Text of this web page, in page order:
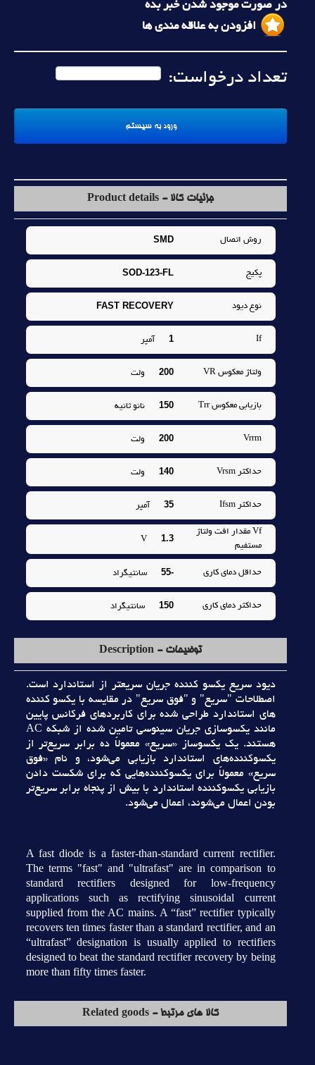
در صورت موجود شدن خبر بده
افزودن به علاقه مندی ها
تعداد درخواست:
جزئیات کالا - Product details
روش اتصال SMD
پکيج SOD-123-FL
نوع ديود FAST RECOVERY
If
1 آمپر
ولتاژ معکوس VR 200 ولت
بازيابي معکوس Trr 150 نانو ثانيه
Vrrm
200 ولت
حداکثر Vrsm 140 ولت
حداکثر Ifsm 35 آمپر
Vf مقدار افت ولتاژ
مستفيم
1.3
V
حداقل دماي کاري -55 سانتيگراد
حداکثر دماي کاري 150 سانتيگراد
توضیحات - Description
ديود سريع يکسو کننده جريان سريعتر از استاندارد است.
اصطلاحات "سريع" و "فوق سريع" در مقايسه با يکسو کننده
هاي استاندارد طراحي شده براي کاربردهاي فرکانس پايين
مانند يکسوسازي جريان سينوسي تامين شده از شبکه AC
هستند. يک يکسوساز «سريع» معمولاً ده برابر سريع‌تر از
يکسوکننده‌هاي استاندارد بازيابي مي‌شود، و نام «فوق
سريع» معمولاً براي يکسوکننده‌هايي که براي شکست دادن
بازيابي يکسوکننده استاندارد با بيش از پنجاه برابر سريع‌تر
بودن اعمال مي‌شوند، اعمال مي‌شود.
A fast diode is a faster-than-standard current rectifier.
The terms "fast" and "ultrafast" are in comparison to
standard rectifiers designed for low-frequency
applications such as rectifying sinusoidal current
supplied from the AC mains. A “fast” rectifier typically
recovers ten times faster than a standard rectifier, and an
“ultrafast” designation is usually applied to rectifiers
designed to beat the standard rectifier recovery by being
more than fifty times faster.
کالا های مرتبط - Related goods